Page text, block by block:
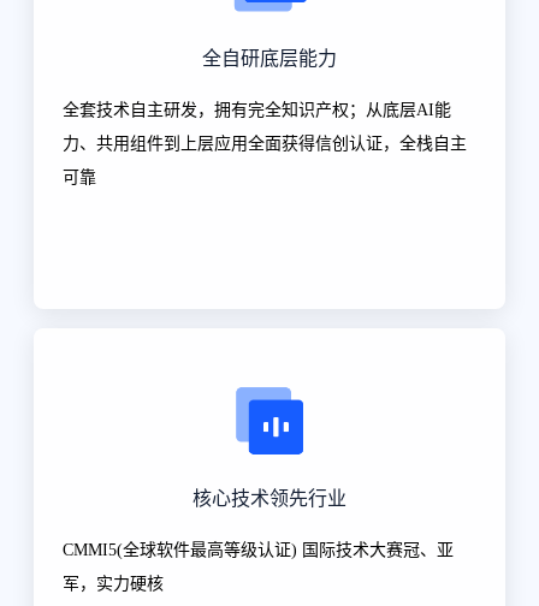
全自研底层能力
全套技术自主研发，拥有完全知识产权；从底层AI能
力、共用组件到上层应用全面获得信创认证，全栈自主
可靠
核心技术领先行业
CMMI5(全球软件最高等级认证) 国际技术大赛冠、亚
军，实力硬核